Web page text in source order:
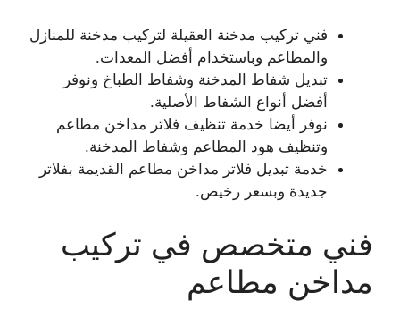
فني تركيب مدخنة العقيلة لتركيب مدخنة للمنازل
والمطاعم وباستخدام أفضل المعدات.
تبديل شفاط المدخنة وشفاط الطباخ ونوفر
أفضل أنواع الشفاط الأصلية.
نوفر أيضا خدمة تنظيف فلاتر مداخن مطاعم
وتنظيف هود المطاعم وشفاط المدخنة.
خدمة تبديل فلاتر مداخن مطاعم القديمة بفلاتر
جديدة وبسعر رخيص.
فني متخصص في تركيب
مداخن مطاعم